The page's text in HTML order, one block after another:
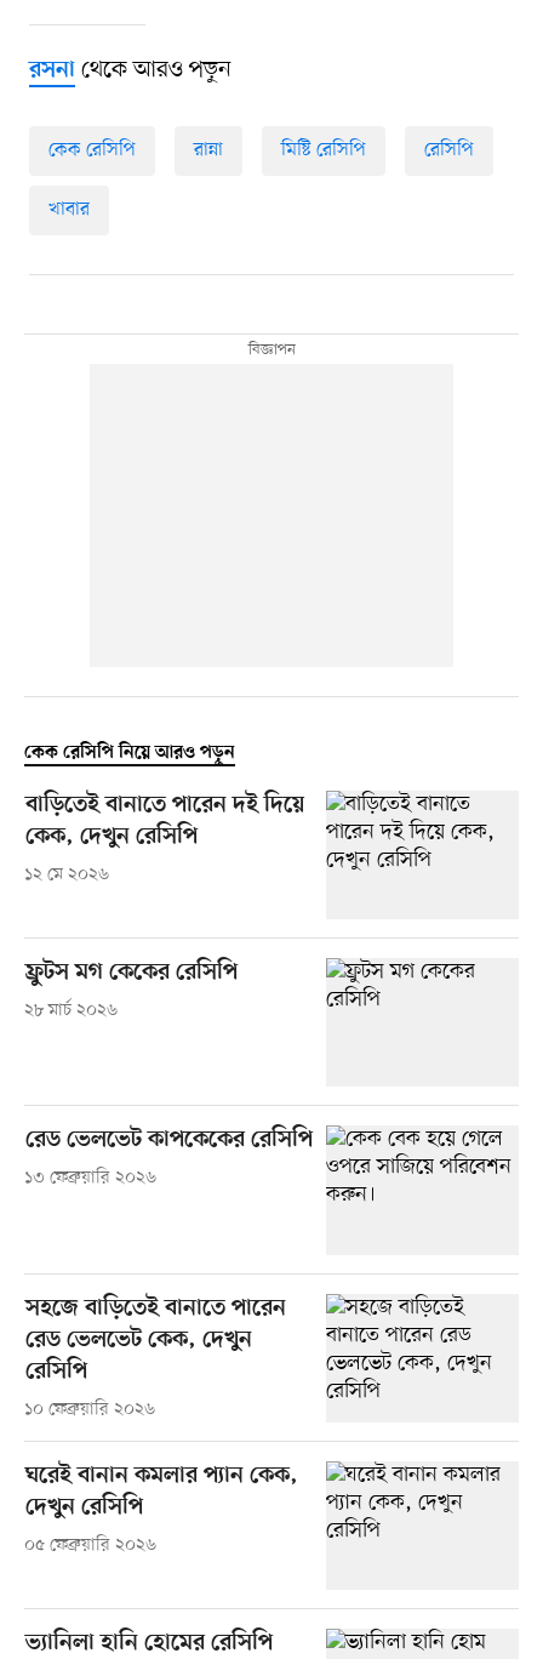
রসনাথেকে আরও পড়ুন
কেক রেসিপি রান্না মিষ্টি রেসিপি রেসিপি
খাবার
কেক রেসিপি নিয়ে আরও পড়ুন
বাড়িতেই বানাতে পারেন দই দিয়ে
কেক, দেখুন রেসিপি
১২ মে ২০২৬
ফ্রুটস মগ কেকের রেসিপি
২৮ মার্চ ২০২৬
রেড ভেলভেট কাপকেকের রেসিপি
১৩ ফেব্রুয়ারি ২০২৬
সহজে বাড়িতেই বানাতে পারেন
রেড ভেলভেট কেক, দেখুন
রেসিপি
১০ ফেব্রুয়ারি ২০২৬
ঘরেই বানান কমলার প্যান কেক,
দেখুন রেসিপি
০৫ ফেব্রুয়ারি ২০২৬
ভ্যানিলা হানি হোমের রেসিপি